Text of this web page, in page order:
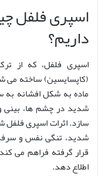
اسپری فلفل
داریم؟
اسپری فلفل، که از
(کاپسایسین) ساخته می
ماده به شکل افشانه
شدید در چشم ها، بینی
سازد. اثرات اسپری
شدید، تنگی نفس و
قرار گرفته فراهم می
اطلاع دهد.